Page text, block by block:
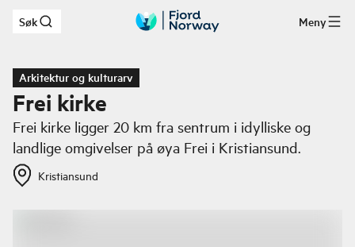
Hopp til hovedinnhold
Søk Meny
Arkitektur og kulturarv
Frei kirke
Frei kirke ligger 20 km fra sentrum i idylliske og
landlige omgivelser på øya Frei i Kristiansund.
Kristiansund